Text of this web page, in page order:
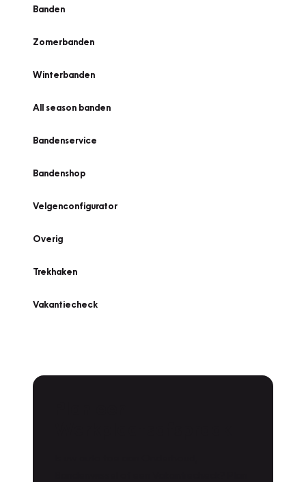
Banden
Zomerbanden
Winterbanden
All season banden
Bandenservice
Bandenshop
Velgenconfigurator
Overig
Trekhaken
Vakantiecheck